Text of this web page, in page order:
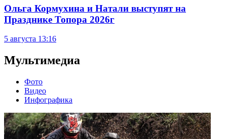
Ольга Кормухина и Натали выступят на
Празднике Топора 2026г
5 августа 13:16
Мультимедиа
Фото
Видео
Инфографика